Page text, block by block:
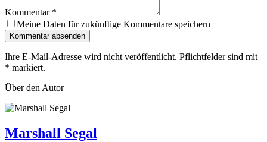
Kommentar *
Meine Daten für zukünftige Kommentare speichern
Kommentar absenden
Ihre E-Mail-Adresse wird nicht veröffentlicht. Pflichtfelder sind mit
* markiert.
Über den Autor
Marshall Segal